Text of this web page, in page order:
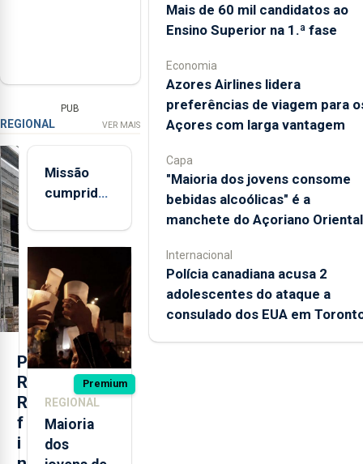
PUB
REGIONAL VER MAIS
P
R
R
f
i
Missão
cumprida:
açorianos
após
missão na
Roménia
Premium
REGIONAL
Maioria
dos
Mais de 60 mil candidatos ao
Ensino Superior na 1.ª fase
Economia
Azores Airlines lidera
preferências de viagem para
Açores com larga vantagem
Capa
"Maioria dos jovens consome
bebidas alcoólicas" é a
manchete do Açoriano Oriental
Internacional
Polícia canadiana acusa 2
adolescentes do ataque a
consulado dos EUA em